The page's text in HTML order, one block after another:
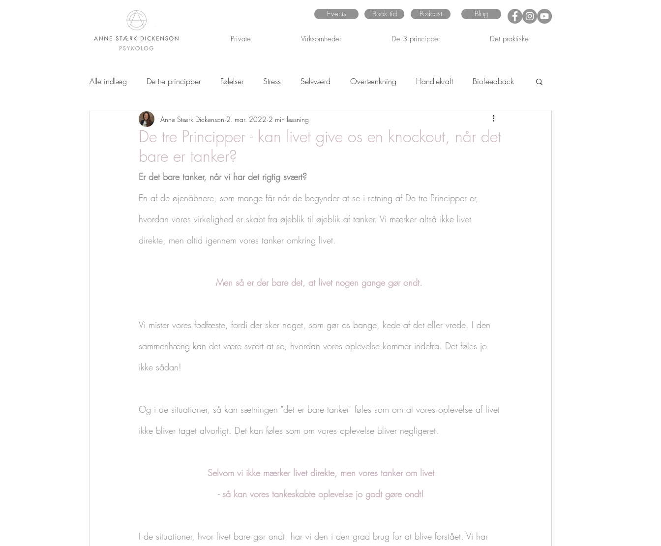
Events Book tid Podcast Blog
Private Virksomheder De 3 principper Det praktiske
Alle indlæg De tre principper Følelser Stress Selvværd Overtænkning Handlekraft Biofeedback
Spørgsmål og svar - 3P
De tre Principper - kan livet give os en knockout, når det
bare er tanker?
Anne Stærk Dickenson 2. mar. 2022 2 min læsning
Er det bare tanker, når vi har det rigtig svært?
En af de øjenåbnere, som mange får når de begynder at se i retning af De tre Principper er,
hvordan vores virkelighed er skabt fra øjeblik til øjeblik af tanker. Vi mærker altså ikke livet
direkte, men altid igennem vores tanker omkring livet.
Men så er der bare det, at livet nogen gange gør ondt.
Vi mister vores fodfæste, fordi der sker noget, som gør os bange, kede af det eller vrede. I den
sammenhæng kan det være svært at se, hvordan vores oplevelse kommer indefra. Det føles jo
ikke sådan!
Og i de situationer, så kan sætningen "det er bare tanker" føles som om at vores oplevelse af livet
ikke bliver taget alvorligt. Det kan føles som om vores oplevelse bliver negligeret.
Selvom vi ikke mærker livet direkte, men vores tanker om livet
- så kan vores tankeskabte oplevelse jo godt gøre ondt!
I de situationer, hvor livet bare gør ondt, har vi den i den grad brug for at blive forstået. Vi har